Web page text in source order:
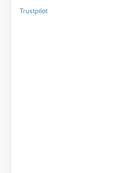
Trustpilot